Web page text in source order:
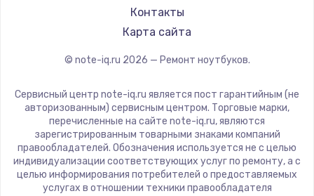
LG
Panasonic
ZTE
Hiper
Evga
Google
Echips
Контакты
Карта сайта
© note-iq.ru 2026 — Ремонт ноутбуков.
Сервисный центр note-iq.ru является пост гарантийным (не
авторизованным) сервисным центром. Торговые марки,
перечисленные на сайте note-iq.ru, являются
зарегистрированным товарными знаками компаний
правообладателей. Обозначения используется не с целью
индивидуализации соответствующих услуг по ремонту, а с
целью информирования потребителей о предоставляемых
услугах в отношении техники правообладателя